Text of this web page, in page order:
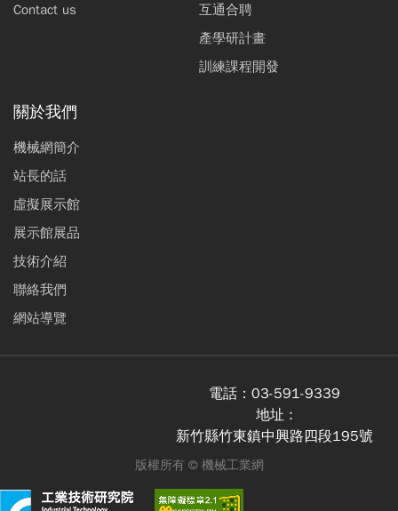
Contact us
互通合聘
產學研計畫
訓練課程開發
關於我們
機械網簡介
站長的話
虛擬展示館
展示館展品
技術介紹
聯絡我們
網站導覽
電話： 03-591-9339
地址 :
新竹縣竹東鎮中興路四段195號
版權所有 © 機械工業網